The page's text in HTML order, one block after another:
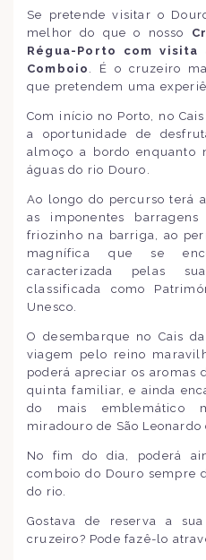
Se pretende visitar o
melhor do que o nosso
Régua-Porto com
Comboio
. É o cruzeiro
que pretendem uma
Com início no Porto, no
a oportunidade de
almoço a bordo enquanto
águas do rio Douro.
Ao longo do percurso terá
as imponentes
friozinho na barriga, ao
magnífica que se
caracterizada pelas
classificada como
Unesco.
O desembarque no Cais
viagem pelo reino
poderá apreciar os aromas
quinta familiar, e ainda
do mais emblemático
miradouro de São Leonardo
No fim do dia, poderá
comboio do Douro sempre
do rio.
Gostava de reserva a
cruzeiro? Pode fazê-lo